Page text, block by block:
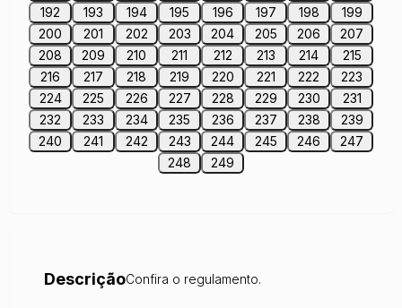
192
193 194 195 196 197 198
199
200
201 202 203 204 205 206
207
208
209 210 211 212 213 214
215
216
217 218 219 220 221 222
223
224
225 226 227 228 229 230
231
232
233 234 235 236 237 238
239
240
241 242 243 244 245 246
247
248
249
DescriçãoConfira o regulamento.